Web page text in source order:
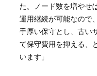
た。ノード数を増やせ
運用継続が可能なので
手厚い保守とし、古い
て保守費用を抑える、
います」